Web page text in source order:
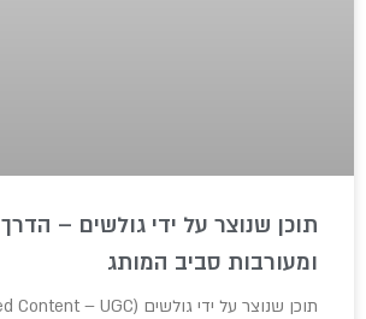
תוכן שנוצר על ידי גולשים –
ומעורבות סביב המותג